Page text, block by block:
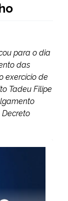
para o dia
das
exercício de
Tadeu Filipe